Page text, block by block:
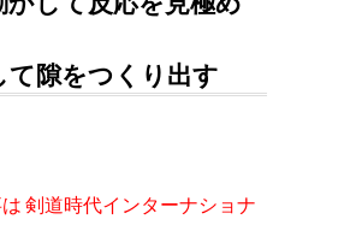
て隙をつくり出す
剣道時代インターナショナ